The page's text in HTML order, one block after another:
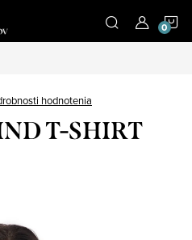
hodnotenia
T-SHIRT